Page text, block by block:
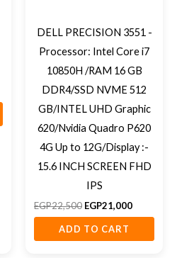
DELL PRECISION 3551 -
Processor: Intel Core i7
10850H /RAM 16 GB
DDR4/SSD NVME 512
GB/INTEL UHD Graphic
620/Nvidia Quadro P620
4G Up to 12G/Display :-
15.6 INCH SCREEN FHD
IPS
EGP22,500 EGP21,000
ADD TO CART